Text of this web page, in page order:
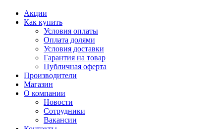
Акции
Как купить
Условия оплаты
Оплата долями
Условия доставки
Гарантия на товар
Публичная оферта
Производители
Магазин
О компании
Новости
Сотрудники
Вакансии